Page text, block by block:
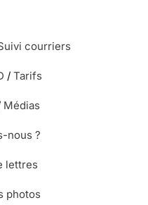
courriers
/ Tarifs
Médias
nous ?
lettres
photos